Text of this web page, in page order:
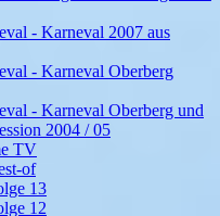
- Karneval 2007 aus
- Karneval Oberberg
- Karneval Oberberg und
2004 / 05
TV
of
13
12